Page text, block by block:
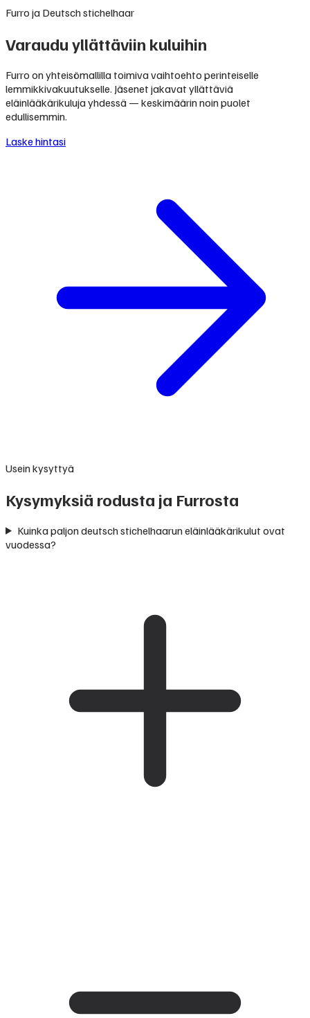
Furro ja Deutsch stichelhaar
Varaudu yllättäviin kuluihin
Furro on yhteisömallilla toimiva vaihtoehto perinteiselle
lemmikkivakuutukselle. Jäsenet jakavat yllättäviä
eläinlääkärikuluja yhdessä — keskimäärin noin puolet
edullisemmin.
Laske hintasi
Usein kysyttyä
Kysymyksiä rodusta ja Furrosta
Kuinka paljon deutsch stichelhaarun eläinlääkärikulut ovat
vuodessa?